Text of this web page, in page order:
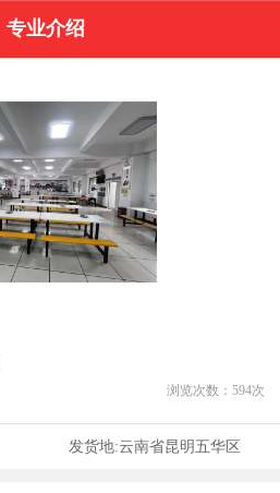
专业介绍
浏览次数： 594次
发货地:云南省昆明五华区